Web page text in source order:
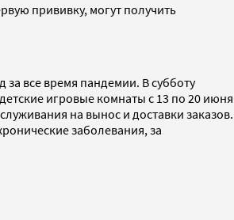
прививку, могут получить
все время пандемии. В субботу
игровые комнаты c 13 по 20 июня
на вынос и доставки заказов.
заболевания, за